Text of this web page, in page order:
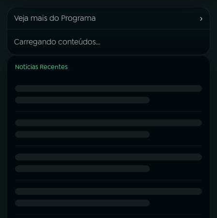
Veja mais do Programa ›
Carregando conteúdos...
Notícias Recentes